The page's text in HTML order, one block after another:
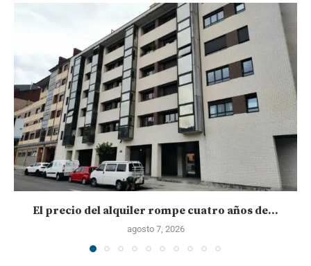
El precio del alquiler rompe cuatro años de...
agosto 7, 2026